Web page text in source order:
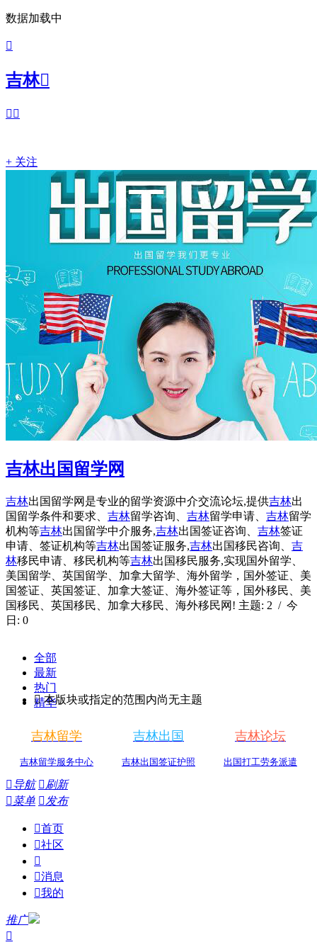
数据加载中

吉林
 
+ 关注
吉林出国留学网
吉林出国留学网是专业的留学资源中介交流论坛,提供吉林出
国留学条件和要求、 吉林留学咨询、 吉林留学申请、 吉林留学
机构等吉林出国留学中介服务,吉林出国签证咨询、 吉林签证
申请、签证机构等吉林出国签证服务,吉林出国移民咨询、 吉
林移民申请、移民机构等吉林出国移民服务,实现国外留学、
美国留学、英国留学、加拿大留学、海外留学，国外签证、美
国签证、英国签证、加拿大签证、海外签证等，国外移民、美
国移民、英国移民、加拿大移民、海外移民网! 主题: 2 / 今
日: 0
全部
最新
热门
精华
 本版块或指定的范围内尚无主题
吉林留学
吉林留学服务中心
吉林出国
吉林出国签证护照
吉林论坛
出国打工劳务派遣
导航 刷新
菜单 发布
首页
社区

消息
我的
推广
